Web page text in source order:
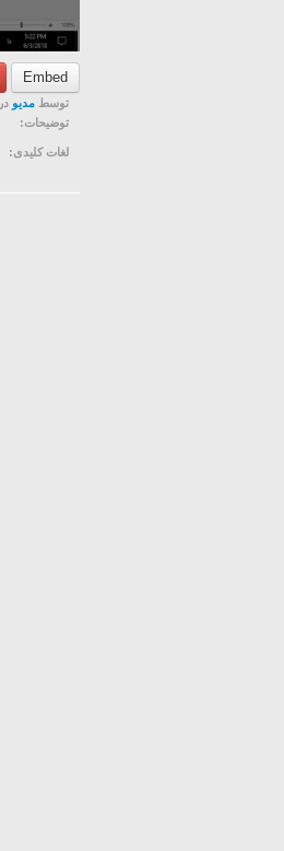
Embed
توسط مدیو در 12 JUN 2018
توضیحات:
لغات کلیدی: